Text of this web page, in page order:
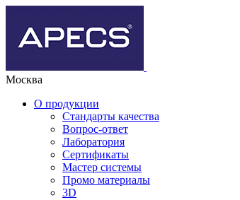
Москва
О продукции
Стандарты качества
Вопрос-ответ
Лаборатория
Сертификаты
Мастер системы
Промо материалы
3D